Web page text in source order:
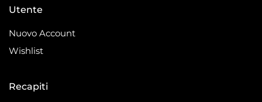
Utente
Nuovo Account
Wishlist
Recapiti